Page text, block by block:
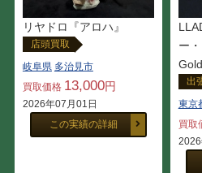
リヤドロ『アロハ』
店頭買取
岐阜県 多治見市
買取価格 13,000円
2026年07月01日
この実績の詳細
ー
Gold
出
東京
買取